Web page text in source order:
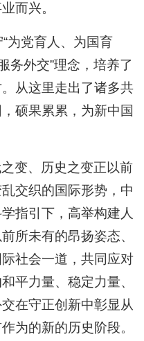
而兴。
为党育人、为国育
务外交”理念，培养了
从这里走出了诸多共
硕果累累，为新中国
变、历史之变正以前
交织的国际形势，中
指引下，高举构建人
所未有的昂扬姿态、
社会一道，共同应对
平力量、稳定力量、
在守正创新中彰显从
为的新的历史阶段。